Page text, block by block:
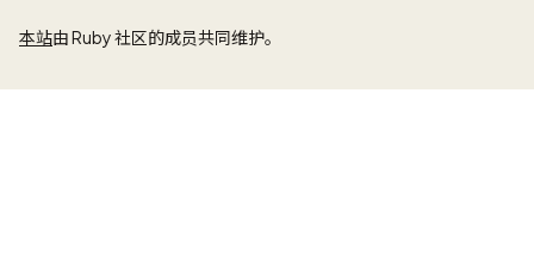
本站由 Ruby 社区的成员共同维护。